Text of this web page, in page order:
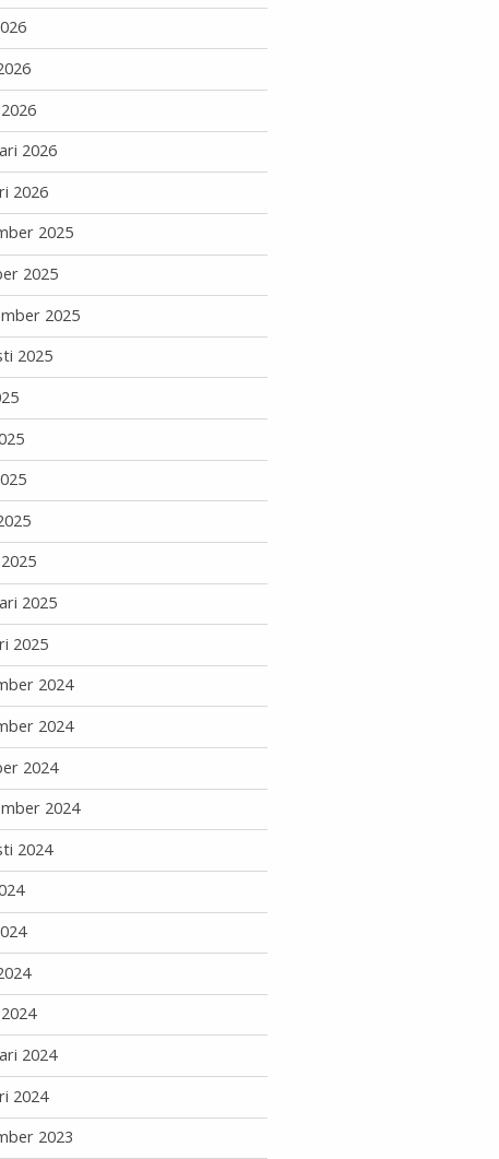
2026
2026
2025
2025
2025
2025
2025
2025
2024
2024
2024
2024
2024
2024
2024
2023